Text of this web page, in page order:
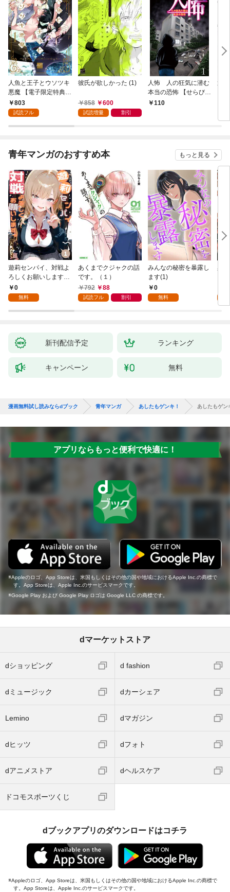
人魚と王子とウソツキ
悪魔 【電子限定特典付
き】(1)
803
試読フル
彼氏が欲しかった (1)
858 600
試読増量 割引
人怖 人の狂気に潜む
本当の恐怖 【せらびぃ
連載版】１
110
運
青年マンガのおすすめ本 もっと見る
遊莉センパイ、対戦よ
ろしくお願いします。
1 0
無料
あくまでクジャクの話
です。（１）
792
88
試読フル 割引
みんなの秘密を暴露し
ます(1)
0
無料
異
新刊配信予定 ランキング
キャンペーン 無料
漫画無料試し読みならdブック 青年マンガ あしたもゲンキ！ あしたもゲン
アプリならもっと便利で快適に！
Appleのロゴ、App Storeは、米国もしくはその他の国や地域におけるApple Inc.の商標で
す。App Storeは、Apple Inc.のサービスマークです。
Google Play および Google Play ロゴは Google LLC の商標です。
dマーケットストア
dショッピング d fashion
dミュージック dカーシェア
Lemino dマガジン
dヒッツ dフォト
dアニメストア dヘルスケア
ドコモスポーツくじ
dブックアプリのダウンロードはコチラ
Appleのロゴ、App Storeは、米国もしくはその他の国や地域におけるApple Inc.の商標で
す。App Storeは、Apple Inc.のサービスマークです。